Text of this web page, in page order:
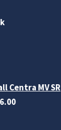
Centra MV SR